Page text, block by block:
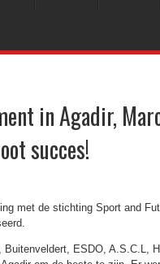
in Agadir,
succes!
met de stichting Sport and
ESDO, A.S.C.L,